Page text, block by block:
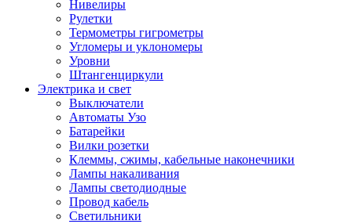
Нивелиры
Рулетки
Термометры гигрометры
Угломеры и уклономеры
Уровни
Штангенциркули
Электрика и свет
Выключатели
Автоматы Узо
Батарейки
Вилки розетки
Клеммы, сжимы, кабельные наконечники
Лампы накаливания
Лампы светодиодные
Провод кабель
Светильники